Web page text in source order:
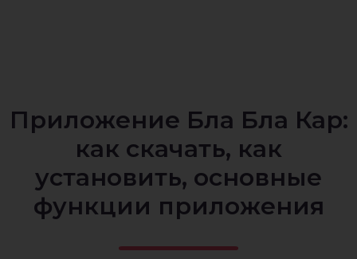
Приложение Бла Бла Кар:
как скачать, как
установить, основные
функции приложения